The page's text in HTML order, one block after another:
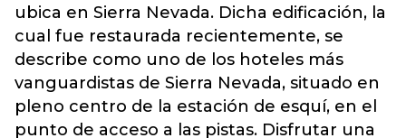
ubica en Sierra Nevada. Dicha edificación, la
cual fue restaurada recientemente, se
describe como uno de los hoteles más
vanguardistas de Sierra Nevada, situado en
pleno centro de la estación de esquí, en el
punto de acceso a las pistas. Disfrutar una